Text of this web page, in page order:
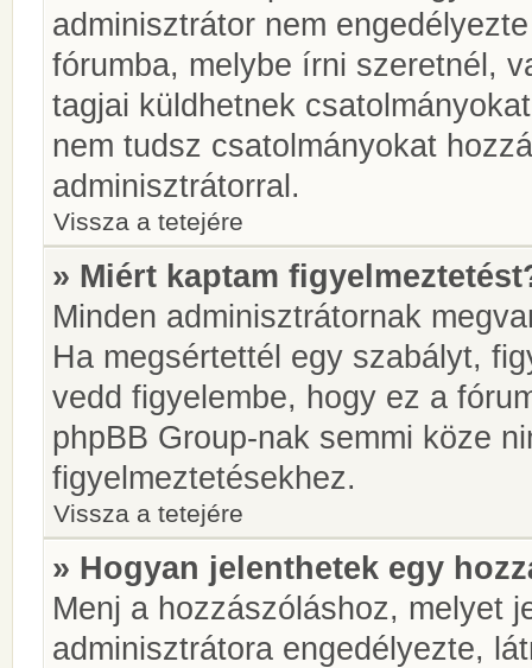
adminisztrátor nem
fórumba, melybe írni szeretnél,
tagjai küldhetnek
nem tudsz csatolmányokat
adminisztrátorral.
Vissza a tetejére
» Miért kaptam
Minden adminisztrátornak
Ha megsértettél egy szabályt,
vedd figyelembe, hogy ez a
phpBB Group-nak semmi köze
figyelmeztetésekhez.
Vissza a tetejére
» Hogyan jelenthetek egy
Menj a hozzászóláshoz, melyet
adminisztrátora engedélyezte,